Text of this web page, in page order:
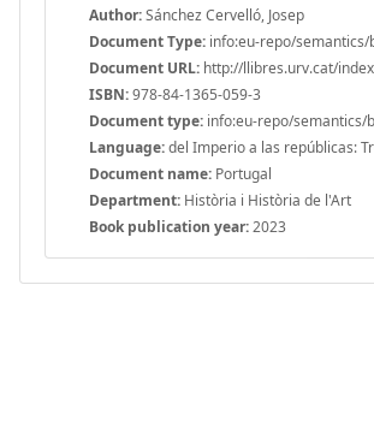
Author:Sánchez Cervelló, Josep
Document Type: info:eu-repo/semantics/
Document URL: http://llibres.urv.cat/
ISBN:978-84-1365-059-3
Document type: info:eu-repo/semantics/
Language:del Imperio a las repúblicas:
Document name: Portugal
Department: Història i Història de l'Art
Book publication year:2023